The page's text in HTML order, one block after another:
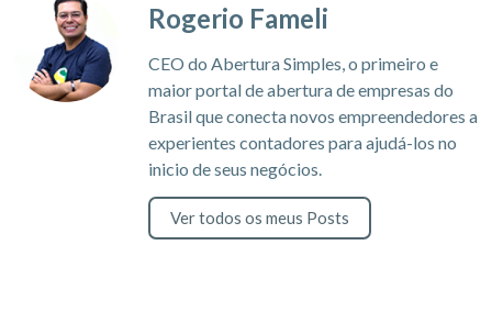
Rogerio Fameli
CEO do Abertura Simples, o primeiro e
maior portal de abertura de empresas do
Brasil que conecta novos empreendedores a
experientes contadores para ajudá-los no
inicio de seus negócios.
Ver todos os meus Posts